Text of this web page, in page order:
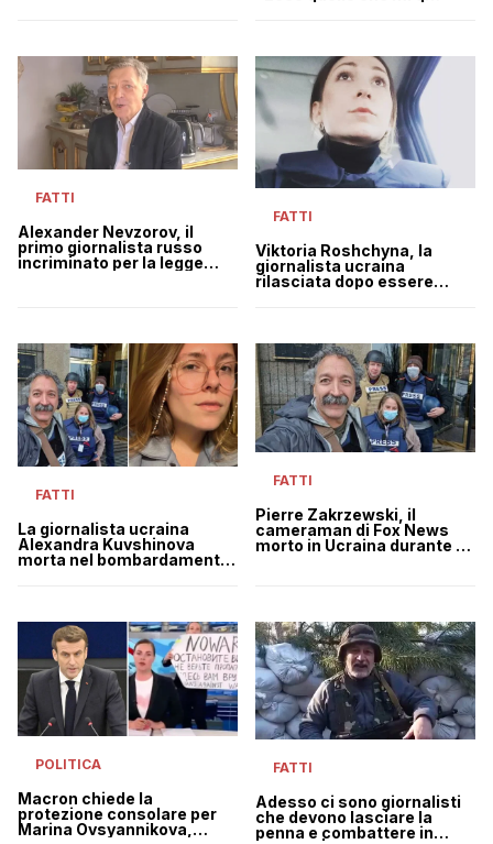
FATTI
Alexander Nevzorov, il
primo giornalista russo
incriminato per la legge
FATTI
Viktoria Roshchyna, la
giornalista ucraina
rilasciata dopo essere
FATTI
La giornalista ucraina
Alexandra Kuvshinova
morta nel bombardamento
FATTI
Pierre Zakrzewski, il
cameraman di Fox News
morto in Ucraina durante un
POLITICA
Macron chiede la
protezione consolare per
Marina Ovsyannikova,
FATTI
Adesso ci sono giornalisti
che devono lasciare la
penna e combattere in